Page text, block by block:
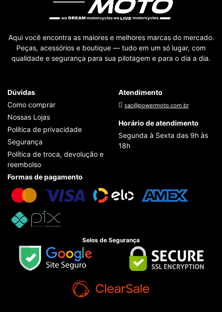
Aqui você encontra as maiores e melhores marcas do mercado.
Peças, acessórios e boutique — tudo em um só lugar, com
qualidade e segurança para sua pilotagem e para o dia a dia.
Dúvidas
Como comprar
Nossas Lojas
Política de privacidade
Segurança
Política de troca, devolução e
reembolso
Atendimento
sac@powermoto.com.br
Horário de atendimento
Segunda à Sexta das 9h às
18h
Formas de pagamento
Selos de Segurança